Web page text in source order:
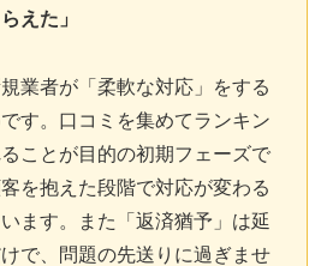
えた」
業者が「柔軟な対応」をする
す。口コミを集めてランキン
ことが目的の初期フェーズで
を抱えた段階で対応が変わる
ます。また「返済猶予」は延
で、問題の先送りに過ぎませ